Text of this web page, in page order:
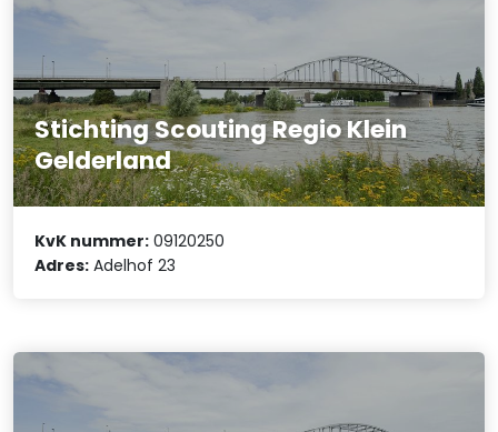
Stichting Scouting Regio Klein
Gelderland
KvK nummer: 09120250
Adres: Adelhof 23